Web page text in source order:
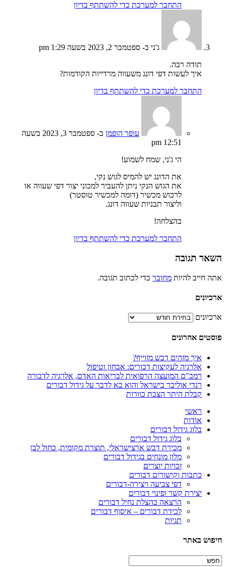
התחבר למערכת כדי להשתתף בדיון
ג'ני ב- ספטמבר 2, 2023 בשעה 1:29 pm
תודה רבה.
איך לעשות דפי דונג משעווה מרדייות הקודמות?
התחבר למערכת כדי להשתתף בדיון
עופר הופמן
ב- ספטמבר 3, 2023 בשעה
12:51 pm
הי ג'ני, שמח לשמוע!
את הדונג יש להמיס לגוש נקי,
את הגוש הנקי ניתן להעביר למכוני יצור דפי שעווה או
לרכוש מכשיר (דומה למכשיר טוסטר)
וליצור תבניות שעווה דונג.
בהצלחה!
התחבר למערכת כדי להשתתף בדיון
תגובה
חייב להיותמחוברכדי לכתוב תגובה.
אחרונים
איך מזהים דבש מזוייף?
אלרגיה לעקיצות דבורים: אבחון וטיפול
רמב"ם המועצה הרפואית לבריאות האדם, אלרגיה לדבורה
רנדי אוליבר בישראל והוא בא לדבר על גידול דבורים
קבלת היתר הצבת כוורות
ראשי
אודות
בלוג גידול דבורים
בלוג גידול דבורים
מכירת דבש ארצישראלי, תוצרת מקומית, כחול לבן
מלון מונחים בגידול דבורים
זכויות יוצרים
כתבות וקישורים דבורים
דפי צביעה ויצירה-דבורים
יצירת קשר ופינוי דבורים
הרצאה בהצלת נחיל דבורים
לכידת דבורים – איסוף דבורים
תגיות
באתר